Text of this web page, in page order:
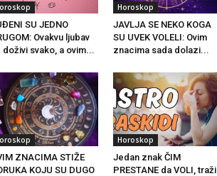
SU JEDNO
Ovakvu ljubav
doživi svako, a ovim...
Horoskop
JAVLJA SE NEKO KOGA
SU UVEK VOLELI: Ovim
znacima sada dolazi...
ZNACIMA STIŽE
KOJU SU DUGO
Horoskop
Jedan znak ČIM
PRESTANE da VOLI, traži